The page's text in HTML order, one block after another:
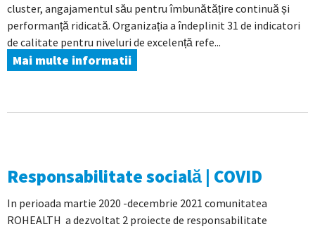
cluster, angajamentul său pentru îmbunătățire continuă și
performanță ridicată. Organizația a îndeplinit 31 de indicatori
de calitate pentru niveluri de excelență refe...
Mai multe informatii
Responsabilitate socială | COVID
In perioada martie 2020 -decembrie 2021 comunitatea
ROHEALTH a dezvoltat 2 proiecte de responsabilitate